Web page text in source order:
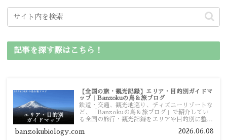
記事を探す際はこちら！
【全国の旅・観光記録】エリア・目的別ガイドマ
ップ｜Banzokuの鳥＆旅ブログ
鉄道・交通、観光地巡り、ディズニーリゾートな
ど、「Banzokuの鳥＆旅ブログ」で紹介してい
る全国の旅行・観光記録をエリアや目的別に整理
ガイドマップからスムーズに見つけていただけま
banzokubiology.com 2026.06.08